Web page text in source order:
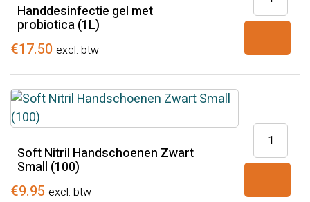
Handdesinfectie gel met
probiotica (1L)
€17.50 excl. btw
Soft Nitril Handschoenen Zwart
Small (100)
€9.95 excl. btw
Soft